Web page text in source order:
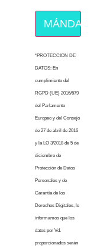
MÁNDAME
“PROTECCION DE
DATOS: En
cumplimiento del
RGPD (UE) 2016/679
del Parlamento
Europeo y del Consejo
de 27 de abril de 2016
y la LO 3/2018 de 5 de
diciembre de
Protección de Datos
Personales y de
Garantía de los
Derechos Digitales, le
informamos que los
datos por Vd.
proporcionados serán